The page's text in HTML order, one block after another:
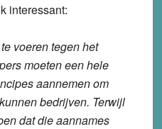
interessant:
voeren tegen het
moeten een hele
aannemen om
bedrijven. Terwijl
dat die aannames